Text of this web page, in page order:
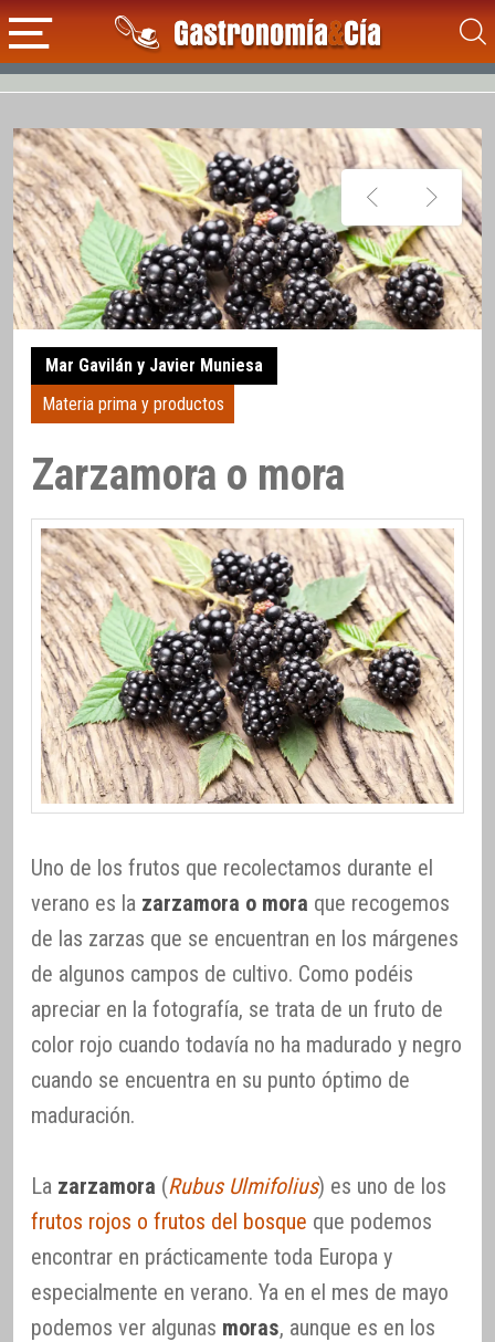
Mar Gavilán y Javier Muniesa
Materia prima y productos
Zarzamora o mora
Uno de los frutos que recolectamos durante el
verano es la zarzamora o mora que recogemos
de las zarzas que se encuentran en los márgenes
de algunos campos de cultivo. Como podéis
apreciar en la fotografía, se trata de un fruto de
color rojo cuando todavía no ha madurado y negro
cuando se encuentra en su punto óptimo de
maduración.
La zarzamora (Rubus Ulmifolius) es uno de los
frutos rojos o frutos del bosque que podemos
encontrar en prácticamente toda Europa y
especialmente en verano. Ya en el mes de mayo
podemos ver algunas moras, aunque es en los